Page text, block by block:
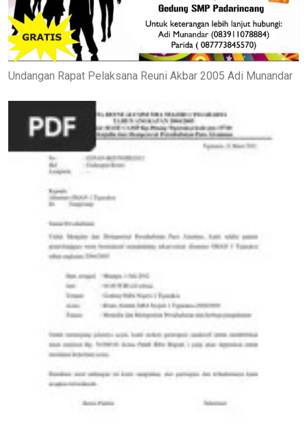
Undangan Rapat Pelaksana Reuni Akbar 2005 Adi Munandar